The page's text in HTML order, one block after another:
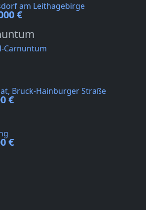
am Leithagebirge
€
Carnuntum
Bruck-Hainburger Straße
€
€